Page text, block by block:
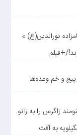
نورالدین(ع) »
+فیلم
و خم وعده‌ها
زاگرس را به زانو